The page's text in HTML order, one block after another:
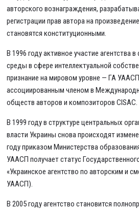
авторского вознаграждения,
регистрации прав автора на
становятся конституционными.
В 1996 году активное участие агентства
среды в сфере интеллектуальной
признание на мировом уровне — ГА
ассоциированным членом в
обществ авторов и композиторов CISAC.
В 1999 году в структуре центральных
власти Украины снова происходят
году приказом Министерства
УААСП получает статус
«Украинское агентство по авторским и
УААСП).
В 2005 году агентство становится